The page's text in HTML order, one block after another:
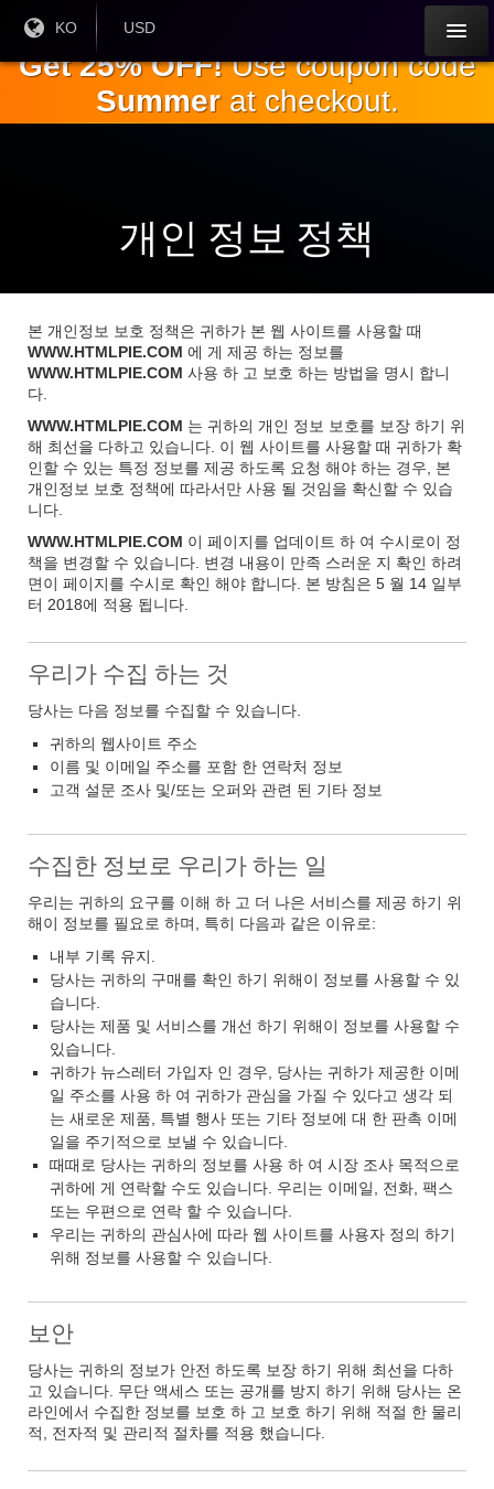
내
용
으
기
현재
KO
현재 통
USD
Get 25% OFF!Use coupon code
Summerat checkout.
개인 정보 정책
본 개인정보 보호 정책은 귀하가 본 웹 사이트를 사용할 때
WWW.HTMLPIE.COM 에 게 제공 하는 정보를
WWW.HTMLPIE.COM 사용 하 고 보호 하는 방법을 명시 합니
다.
WWW.HTMLPIE.COM 는 귀하의 개인 정보 보호를 보장 하기 위
해 최선을 다하고 있습니다. 이 웹 사이트를 사용할 때 귀하가 확
인할 수 있는 특정 정보를 제공 하도록 요청 해야 하는 경우, 본
개인정보 보호 정책에 따라서만 사용 될 것임을 확신할 수 있습
니다.
WWW.HTMLPIE.COM 이 페이지를 업데이트 하 여 수시로이 정
책을 변경할 수 있습니다. 변경 내용이 만족 스러운 지 확인 하려
면이 페이지를 수시로 확인 해야 합니다. 본 방침은 5 월 14 일부
터 2018에 적용 됩니다.
우리가 수집 하는 것
당사는 다음 정보를 수집할 수 있습니다.
귀하의 웹사이트 주소
이름 및 이메일 주소를 포함 한 연락처 정보
고객 설문 조사 및/또는 오퍼와 관련 된 기타 정보
수집한 정보로 우리가 하는 일
우리는 귀하의 요구를 이해 하 고 더 나은 서비스를 제공 하기 위
해이 정보를 필요로 하며, 특히 다음과 같은 이유로:
내부 기록 유지.
당사는 귀하의 구매를 확인 하기 위해이 정보를 사용할 수 있
습니다.
당사는 제품 및 서비스를 개선 하기 위해이 정보를 사용할 수
있습니다.
귀하가 뉴스레터 가입자 인 경우, 당사는 귀하가 제공한 이메
일 주소를 사용 하 여 귀하가 관심을 가질 수 있다고 생각 되
는 새로운 제품, 특별 행사 또는 기타 정보에 대 한 판촉 이메
일을 주기적으로 보낼 수 있습니다.
때때로 당사는 귀하의 정보를 사용 하 여 시장 조사 목적으로
귀하에 게 연락할 수도 있습니다. 우리는 이메일, 전화, 팩스
또는 우편으로 연락 할 수 있습니다.
우리는 귀하의 관심사에 따라 웹 사이트를 사용자 정의 하기
위해 정보를 사용할 수 있습니다.
보안
당사는 귀하의 정보가 안전 하도록 보장 하기 위해 최선을 다하
고 있습니다. 무단 액세스 또는 공개를 방지 하기 위해 당사는 온
라인에서 수집한 정보를 보호 하 고 보호 하기 위해 적절 한 물리
적, 전자적 및 관리적 절차를 적용 했습니다.